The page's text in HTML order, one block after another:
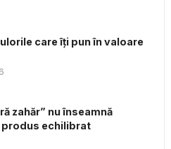
care îți pun în valoare
zahăr” nu înseamnă
produs echilibrat